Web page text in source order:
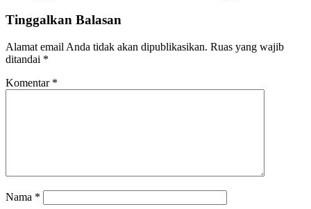
Tinggalkan Balasan
Alamat email Anda tidak akan dipublikasikan. Ruas yang wajib
ditandai *
Komentar *
Nama *